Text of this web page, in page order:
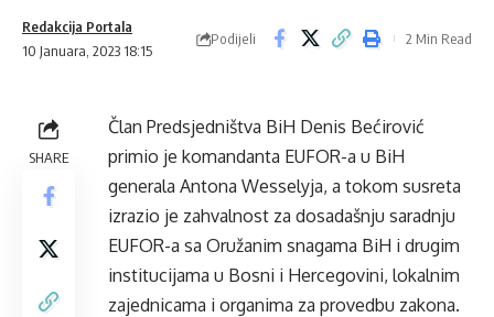
10 Januara, 2023 18:15
Redakcija Portala
Podijeli 2 Min Read
SHARE
Član Predsjedništva BiH Denis Bećirović
primio je komandanta EUFOR-a u BiH
generala Antona Wesselyja, a tokom susreta
izrazio je zahvalnost za dosadašnju saradnju
EUFOR-a sa Oružanim snagama BiH i drugim
institucijama u Bosni i Hercegovini, lokalnim
zajednicama i organima za provedbu zakona.